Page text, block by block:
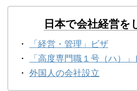
日本で会社経営を
・
「経営・管理」ビザ
・
「高度専門職１号（ハ）
・ 外国人の会社設立